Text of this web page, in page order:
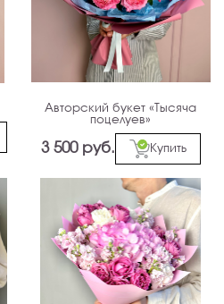
Авторский букет «Тысяча
поцелуев»
3 500 руб. Купить